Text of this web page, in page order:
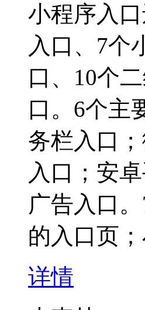
小程序入
入口、7个
口、10个
口。6个主
务栏入口
入口；安
广告入口
的入口页
详情